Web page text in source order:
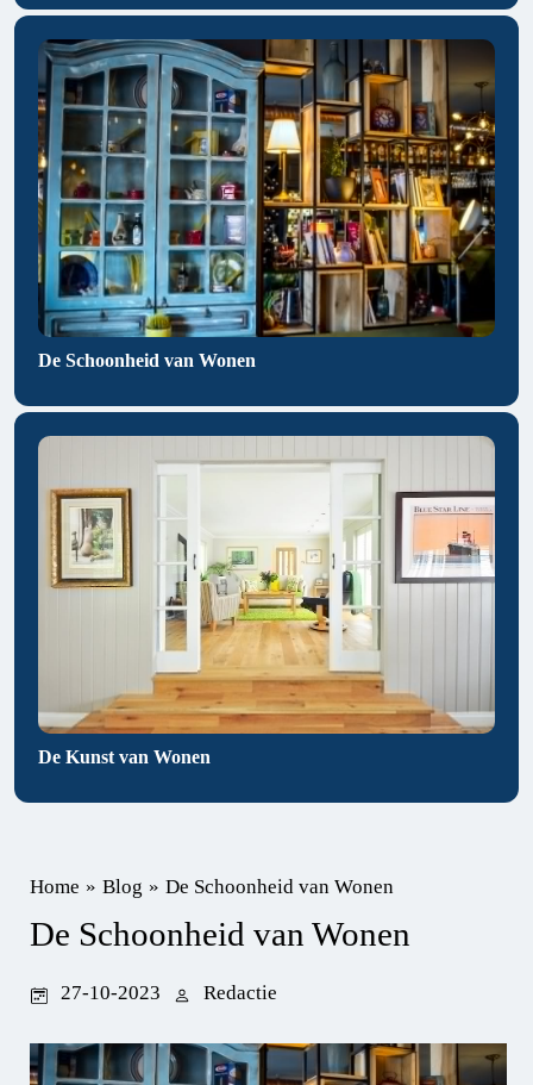
De Schoonheid van Wonen
De Kunst van Wonen
Home » Blog » De Schoonheid van Wonen
De Schoonheid van Wonen
27-10-2023 Redactie